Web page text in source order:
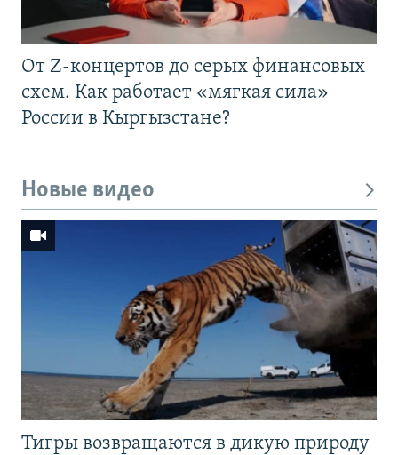
От Z-концертов до серых финансовых
схем. Как работает «мягкая сила»
России в Кыргызстане?
Новые видео
Тигры возвращаются в дикую природу